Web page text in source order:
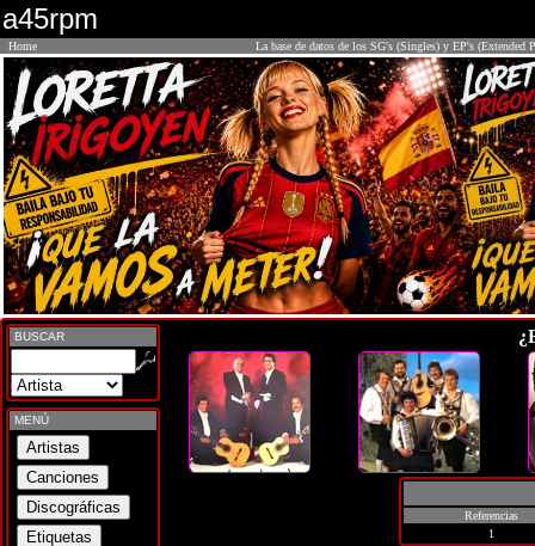
a45rpm
Home La base de datos de los SG's (Singles) y EP's (Extended
BUSCAR
MENÚ
Referencias
1